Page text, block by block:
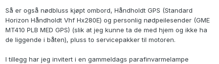
Så er også nødbluss kjøpt ombord, Håndholdt GPS (Standard
Horizon Håndholdt Vhf Hx280E) og personlig nødpeilesender (GME
MT410 PLB MED GPS) (slik at jeg kunne ta de med hjem og ikke ha
de liggende i båten), pluss to servicepakker til motoren.
I tillegg har jeg invitert i en gammeldags parafinvarmelampe